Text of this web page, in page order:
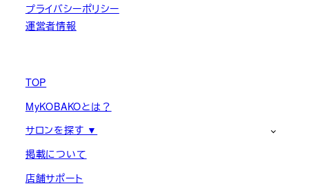
プライバシーポリシー
運営者情報
TOP
MyKOBAKOとは？
サロンを探す ▼
掲載について
店舗サポート